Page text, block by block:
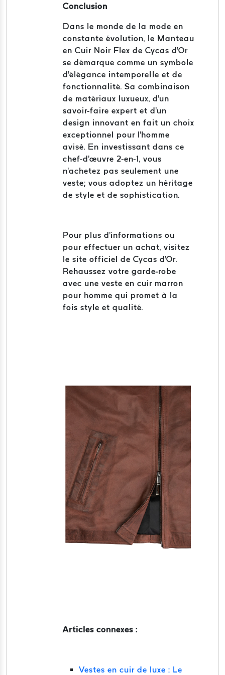
Conclusion
Dans le monde de la mode en
constante évolution, le Manteau
en Cuir Noir Flex de Cycas d'Or
se démarque comme un symbole
d'élégance intemporelle et de
fonctionnalité. Sa combinaison
de matériaux luxueux, d'un
savoir-faire expert et d'un
design innovant en fait un choix
exceptionnel pour l'homme
avisé. En investissant dans ce
chef-d'œuvre 2-en-1, vous
n'achetez pas seulement une
veste; vous adoptez un héritage
de style et de sophistication.
Pour plus d'informations ou
pour effectuer un achat, visitez
le site officiel de Cycas d'Or.
Rehaussez votre garde-robe
avec une veste en cuir marron
pour homme qui promet à la
fois style et qualité.
Articles connexes :
Vestes en cuir de luxe : Le